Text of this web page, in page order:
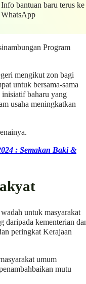
Info bantuan baru terus ke
WhatsApp
Program
mengikut zon bagi
untuk bersama-sama
inisiatif baharu yang
usaha meningkatkan
: Semakan Baki &
untuk masyarakat
daripada kementerian
peringkat Kerajaan
umum
mutu